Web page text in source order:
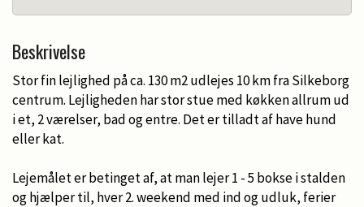
Beskrivelse
Stor fin lejlighed på ca. 130 m2 udlejes 10 km fra Silkeborg
centrum. Lejligheden har stor stue med køkken allrum ud
i et, 2 værelser, bad og entre. Det er tilladt af have hund
eller kat.
Lejemålet er betinget af, at man lejer 1 - 5 bokse i stalden
og hjælper til, hver 2. weekend med ind og udluk, ferier